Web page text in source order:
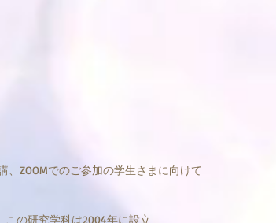
、ZOOMでのご参加の学生さまに向けて
この研究学科は2004年に設立